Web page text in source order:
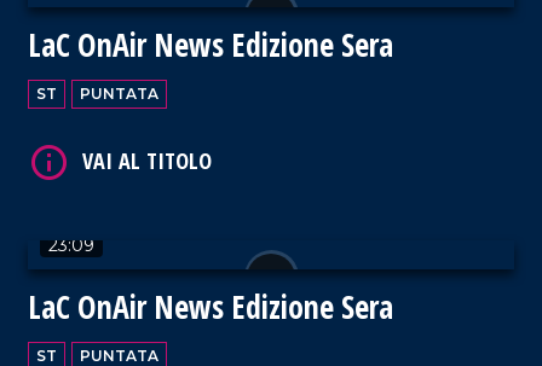
LaC OnAir News Edizione Sera
ST PUNTATA
23:09
LaC OnAir News Edizione Sera
ST PUNTATA
VAI AL TITOLO